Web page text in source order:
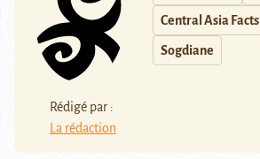
Rédigé par :
La rédaction
Central Asia Facts
Sogdiane